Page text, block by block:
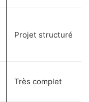
Projet structuré
Très complet